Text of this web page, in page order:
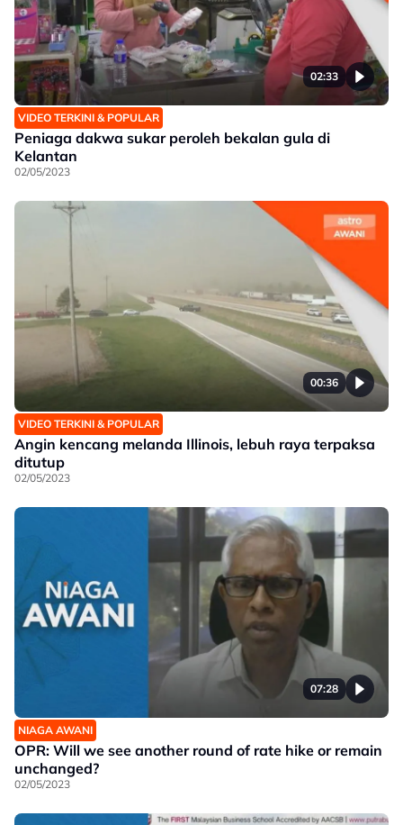
02:33
VIDEO TERKINI & POPULAR
Peniaga dakwa sukar peroleh bekalan gula di
Kelantan
02/05/2023
00:36
VIDEO TERKINI & POPULAR
Angin kencang melanda Illinois, lebuh raya terpaksa
ditutup
02/05/2023
07:28
NIAGA AWANI
OPR: Will we see another round of rate hike or remain
unchanged?
02/05/2023